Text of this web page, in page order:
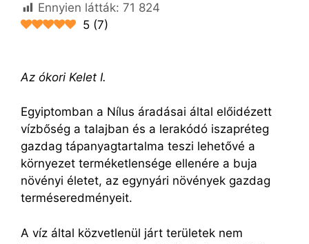
Ennyien látták: 71 824
5 (7)
Az ókori Kelet I.
Egyiptomban a Nílus áradásai által előidézett
vízbőség a talajban és a lerakódó iszapréteg
gazdag tápanyagtartalma teszi lehetővé a
környezet terméketlensége ellenére a buja
növényi életet, az egynyári növények gazdag
terméseredményeit.
A víz által közvetlenül járt területek nem